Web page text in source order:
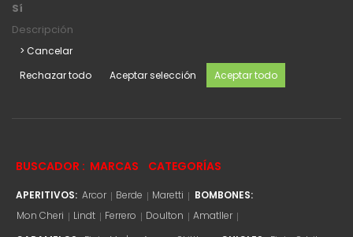
Sí
Descripción
> Cancelar
Rechazar todo
Aceptar selección Aceptar todo
BUSCADOR : MARCAS CATEGORÍAS
APERITIVOS: Arcor Berde Maretti
BOMBONES:
Mon Cheri
Lindt Ferrero Doulton
Amatller